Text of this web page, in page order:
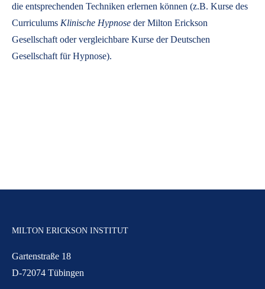
die entsprechenden Techniken erlernen können (z.B. Kurse des
Curriculums Klinische Hypnose der Milton Erickson
Gesellschaft oder vergleichbare Kurse der Deutschen
Gesellschaft für Hypnose).
MILTON ERICKSON INSTITUT
Gartenstraße 18
D-72074 Tübingen